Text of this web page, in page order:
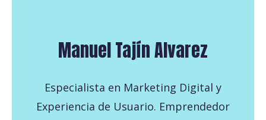
Manuel Tajín Alvarez
Especialista en Marketing Digital y
Experiencia de Usuario. Emprendedor